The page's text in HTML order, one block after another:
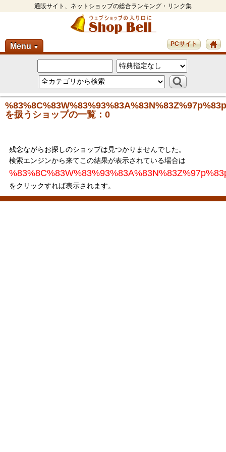
通販サイト、ネットショップの総合ランキング・リンク集
Menu ▼ PCサイト
を扱うショップの一覧：0
残念ながらお探しのショップは見つかりませんでした。
検索エンジンから来てこの結果が表示されている場合は
をクリックすれば表示されます。